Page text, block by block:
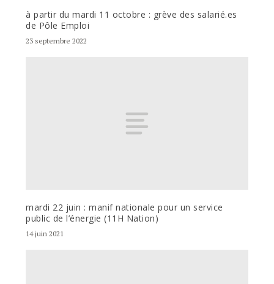
à partir du mardi 11 octobre : grève des salarié.es
de Pôle Emploi
23 septembre 2022
mardi 22 juin : manif nationale pour un service
public de l’énergie (11H Nation)
14 juin 2021